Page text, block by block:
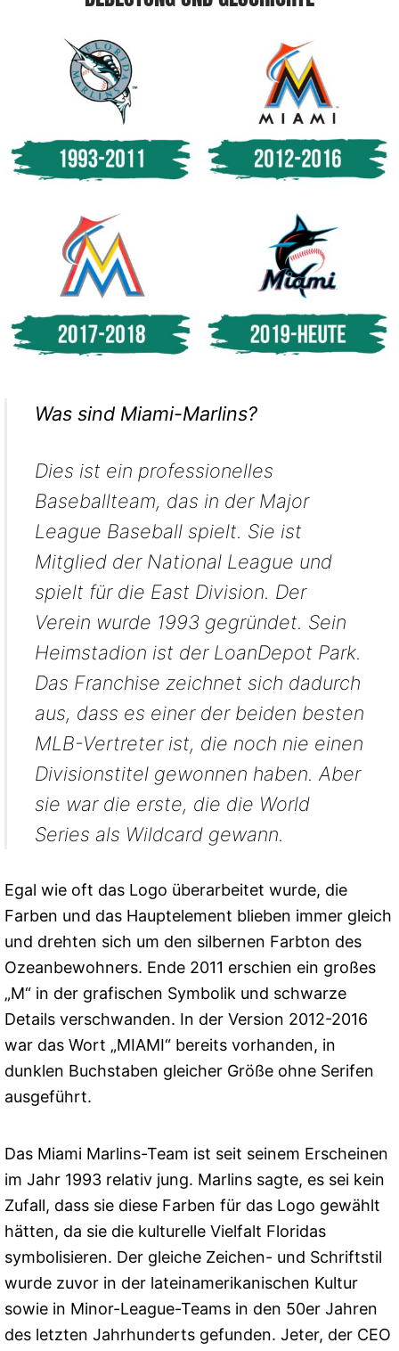
Was sind Miami-Marlins?
Dies ist ein professionelles
Baseballteam, das in der Major
League Baseball spielt. Sie ist
Mitglied der National League und
spielt für die East Division. Der
Verein wurde 1993 gegründet. Sein
Heimstadion ist der LoanDepot Park.
Das Franchise zeichnet sich dadurch
aus, dass es einer der beiden besten
MLB-Vertreter ist, die noch nie einen
Divisionstitel gewonnen haben. Aber
sie war die erste, die die World
Series als Wildcard gewann.
Egal wie oft das Logo überarbeitet wurde, die
Farben und das Hauptelement blieben immer gleich
und drehten sich um den silbernen Farbton des
Ozeanbewohners. Ende 2011 erschien ein großes
„M“ in der grafischen Symbolik und schwarze
Details verschwanden. In der Version 2012-2016
war das Wort „MIAMI“ bereits vorhanden, in
dunklen Buchstaben gleicher Größe ohne Serifen
ausgeführt.
Das Miami Marlins-Team ist seit seinem Erscheinen
im Jahr 1993 relativ jung. Marlins sagte, es sei kein
Zufall, dass sie diese Farben für das Logo gewählt
hätten, da sie die kulturelle Vielfalt Floridas
symbolisieren. Der gleiche Zeichen- und Schriftstil
wurde zuvor in der lateinamerikanischen Kultur
sowie in Minor-League-Teams in den 50er Jahren
des letzten Jahrhunderts gefunden. Jeter, der CEO